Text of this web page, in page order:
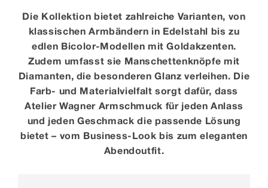
Die Kollektion bietet zahlreiche Varianten, von
klassischen Armbändern in Edelstahl bis zu
edlen Bicolor-Modellen mit Goldakzenten.
Zudem umfasst sie Manschettenknöpfe mit
Diamanten, die besonderen Glanz verleihen. Die
Farb- und Materialvielfalt sorgt dafür, dass
Atelier Wagner Armschmuck für jeden Anlass
und jeden Geschmack die passende Lösung
bietet – vom Business-Look bis zum eleganten
Abendoutfit.